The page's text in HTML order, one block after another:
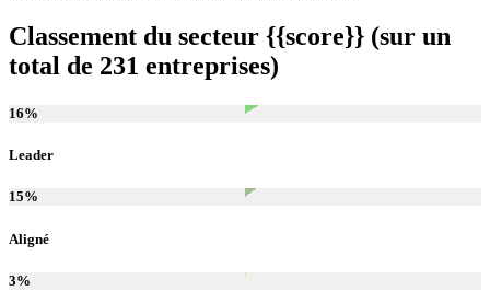
Classement du secteur {{score}} (sur un
total de 231 entreprises)
16%
Leader
15%
Aligné
3%